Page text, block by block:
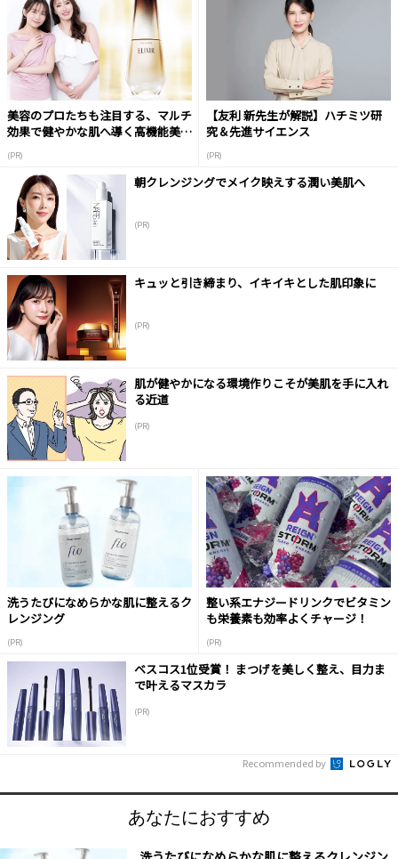
美容のプロたちも注目する、マルチ
効果で健やかな肌へ導く高機能美容
(PR)
【友利 新先生が解説】ハチミツ研
究＆先進サイエンス
(PR)
朝クレンジングでメイク映えする潤い美肌へ
(PR)
キュッと引き締まり、イキイキとした肌印象に
(PR)
肌が健やかになる環境作りこそが美肌を手に入れ
る近道
(PR)
洗うたびになめらかな肌に整えるク
レンジング
(PR)
整い系エナジードリンクでビタミン
も栄養素も効率よくチャージ！
(PR)
ベスコス1位受賞！ まつげを美しく整え、目力ま
で叶えるマスカラ
(PR)
Recommended by
あなたにおすすめ